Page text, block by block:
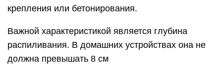
крепления или бетонирования.
Важной характеристикой является глубина
распиливания. В домашних устройствах она не
должна превышать 8 см